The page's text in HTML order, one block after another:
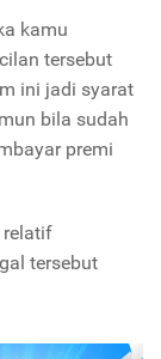
kamu
tersebut
ini jadi syarat
bila sudah
premi
relatif
tersebut